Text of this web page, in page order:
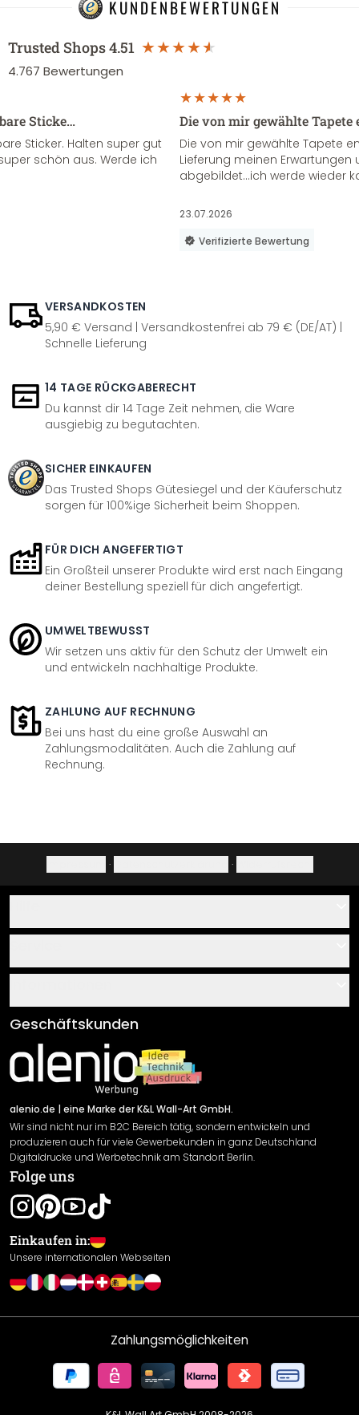
KUNDENBEWERTUNGEN
Trusted Shops4.51
4.767 Bewertungen
Sticke…
Sticker. Halten super gut
schön aus. Werde ich
Die von mir gewählte
Die von mir gewählte Tapete
Lieferung meinen Erwartungen
abgebildet...ich werde wieder
23.07.2026
Verifizierte Bewertung
VERSANDKOSTEN
5,90 € Versand | Versandkostenfrei ab 79 € (DE/AT) |
Schnelle Lieferung
14 TAGE RÜCKGABERECHT
Du kannst dir 14 Tage Zeit nehmen, die Ware
ausgiebig zu begutachten.
SICHER EINKAUFEN
Das Trusted Shops Gütesiegel und der Käuferschutz
sorgen für 100%ige Sicherheit beim Shoppen.
FÜR DICH ANGEFERTIGT
Ein Großteil unserer Produkte wird erst nach Eingang
deiner Bestellung speziell für dich angefertigt.
UMWELTBEWUSST
Wir setzen uns aktiv für den Schutz der Umwelt ein
und entwickeln nachhaltige Produkte.
ZAHLUNG AUF RECHNUNG
Bei uns hast du eine große Auswahl an
Zahlungsmodalitäten. Auch die Zahlung auf
Rechnung.
· ·
Über uns
Klebe- und Montageanleitungen
Newsletter An-/Abmeldung
Sendungsverfolgung
AGB
Impressum
Versand & Zahlung
Rücksendung
Widerrufsrecht
Datenschutzerklärung
Gewährleistung
Leistungserklärung / CE-Zeichen
Cookie Einstellungen
Geschäftskunden
alenio.de | eine Marke der K&L Wall-Art GmbH.
Wir sind nicht nur im B2C Bereich tätig, sondern entwickeln und
produzieren auch für viele Gewerbekunden in ganz Deutschland
Digitaldrucke und Werbetechnik am Standort Berlin.
Folge uns
Einkaufen in:
Unsere internationalen Webseiten
Zahlungsmöglichkeiten